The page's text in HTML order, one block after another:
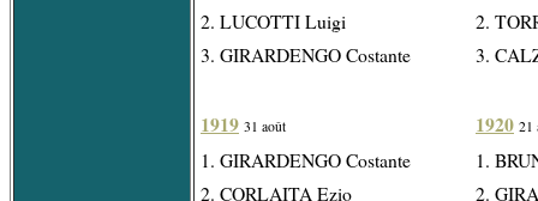
2. LUCOTTI Luigi
3. GIRARDENGO Costante
1919 31 août
1. GIRARDENGO Costante
2. CORLAITA Ezio
2.
3.
1920 21
1.
2.